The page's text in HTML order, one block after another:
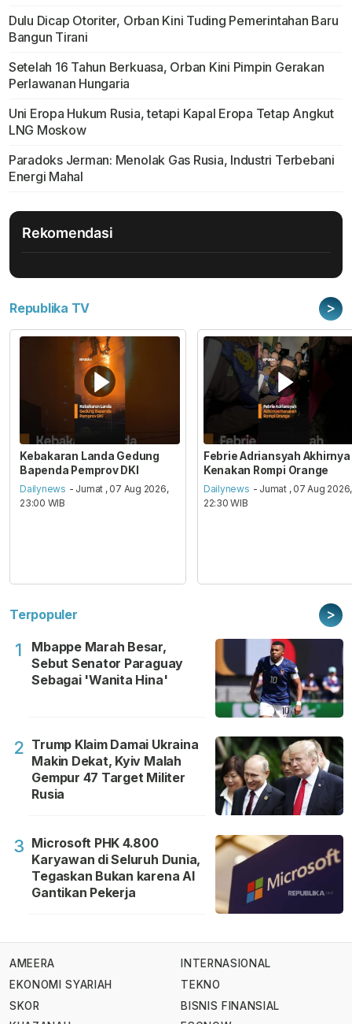
Dulu Dicap Otoriter, Orban Kini Tuding Pemerintahan Baru
Bangun Tirani
Setelah 16 Tahun Berkuasa, Orban Kini Pimpin Gerakan
Perlawanan Hungaria
Uni Eropa Hukum Rusia, tetapi Kapal Eropa Tetap Angkut
LNG Moskow
Paradoks Jerman: Menolak Gas Rusia, Industri Terbebani
Energi Mahal
Rekomendasi
Republika TV >
Kebakaran Landa Gedung
Bapenda Pemprov DKI
Dailynews - Jumat , 07 Aug 2026,
23:00 WIB
Febrie Adriansyah Akhirnya
Kenakan Rompi Orange
Dailynews - Jumat , 07 Aug 2026,
22:30 WIB
Terpopuler >
1
Mbappe Marah Besar,
Sebut Senator Paraguay
Sebagai 'Wanita Hina'
2 Trump Klaim Damai Ukraina
Makin Dekat, Kyiv Malah
Gempur 47 Target Militer
Rusia
3 Microsoft PHK 4.800
Karyawan di Seluruh Dunia,
Tegaskan Bukan karena AI
Gantikan Pekerja
AMEERA
EKONOMI SYARIAH
SKOR
INTERNASIONAL
TEKNO
BISNIS FINANSIAL